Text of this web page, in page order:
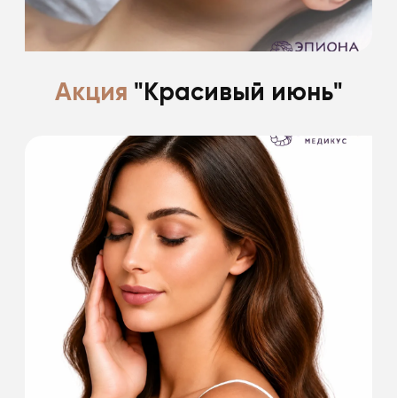
Подробнее
Акция "Красивый июнь"
Есть что-то прекрасное в лете.
Поделимся с вами всеми секретами.